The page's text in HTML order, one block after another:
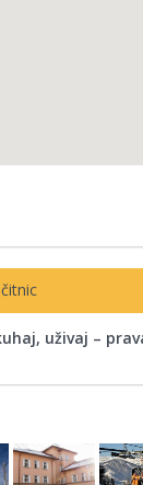
uživaj –